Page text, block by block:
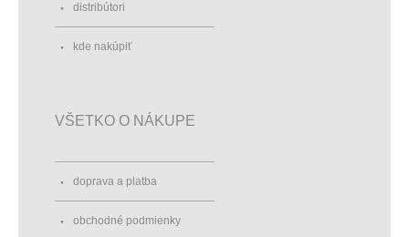
distribútori
kde nakúpiť
VŠETKO O NÁKUPE
doprava a platba
obchodné podmienky